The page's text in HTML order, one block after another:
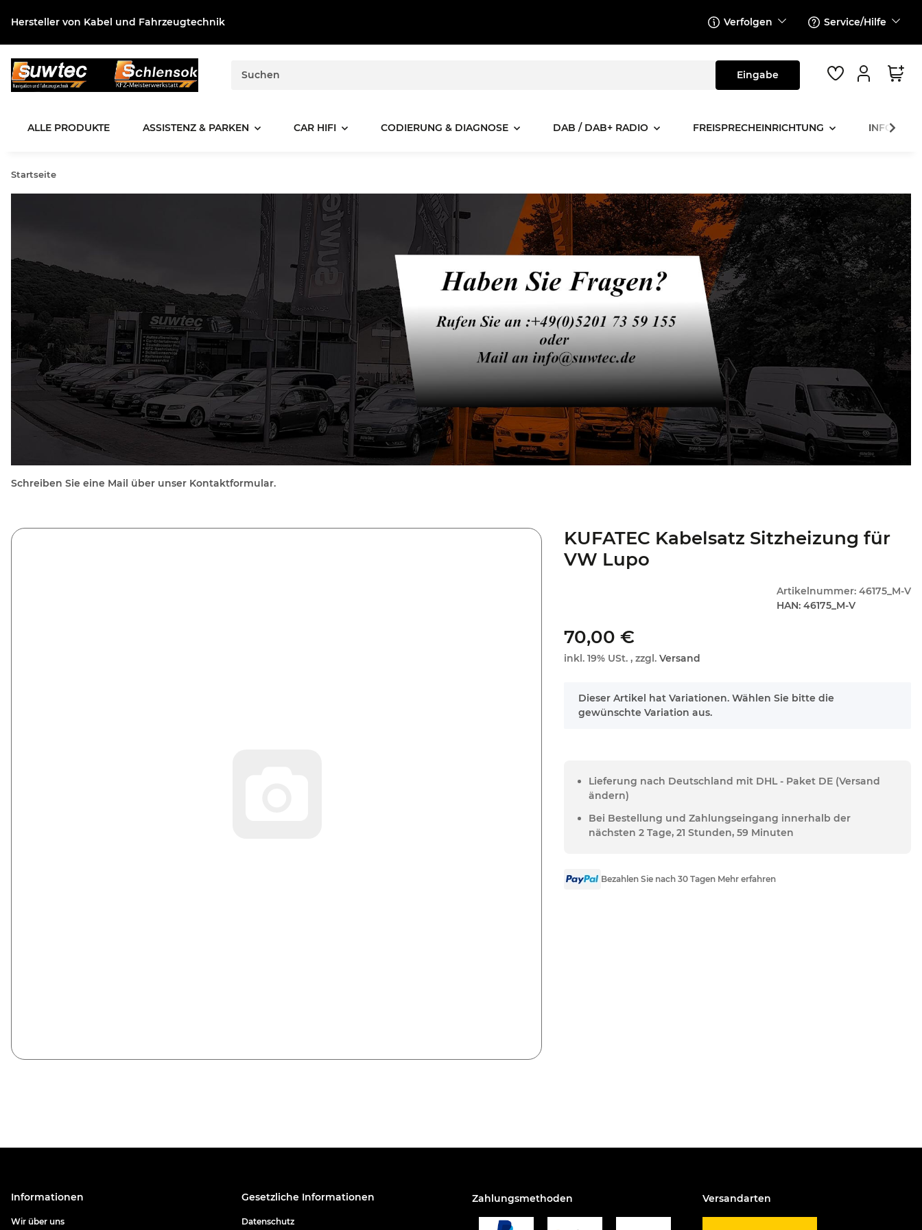
Hersteller von Kabel und Fahrzeugtechnik Verfolgen Service/Hilfe
ALLE PRODUKTE ASSISTENZ & PARKEN CAR HIFI CODIERUNG & DIAGNOSE DAB / DAB+ RADIO FREISPRECHEINRICHTUNG
Startseite
Schreiben Sie eine Mail über unser Kontaktformular.
KUFATEC Kabelsatz Sitzheizung für
VW Lupo
Artikelnummer: 46175_M-V
HAN: 46175_M-V
70,00 €
inkl. 19% USt. , zzgl.Versand
x
Dieser Artikel hat Variationen. Wählen Sie bitte die
gewünschte Variation aus.
Lieferung nach Deutschland mit DHL - Paket DE (Versand
ändern)
Bei Bestellung und Zahlungseingang innerhalb der
nächsten 2 Tage, 21 Stunden, 59 Minuten
Bezahlen Sie nach 30 Tagen Mehr erfahren
Informationen
Wir über uns
Gesetzliche Informationen
Datenschutz
Zahlungsmethoden Versandarten